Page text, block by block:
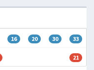
16 20 30 33
21